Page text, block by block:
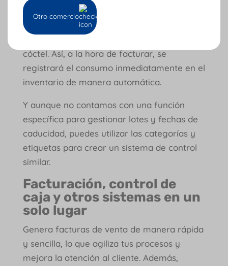
de los cócteles que se preparen en el
negocio, registrar los mililitros disponibles
cóctel. Así, a la hora de facturar, se
registrará el consumo inmediatamente en el
inventario de manera automática.
Y aunque no contamos con una función
específica para gestionar lotes y fechas de
caducidad, puedes utilizar las categorías y
etiquetas para crear un sistema de control
similar.
Facturación, control de
caja y otros sistemas en un
solo lugar
Genera facturas de venta de manera rápida
y sencilla, lo que agiliza tus procesos y
mejora la atención al cliente. Además,
Otro comercio